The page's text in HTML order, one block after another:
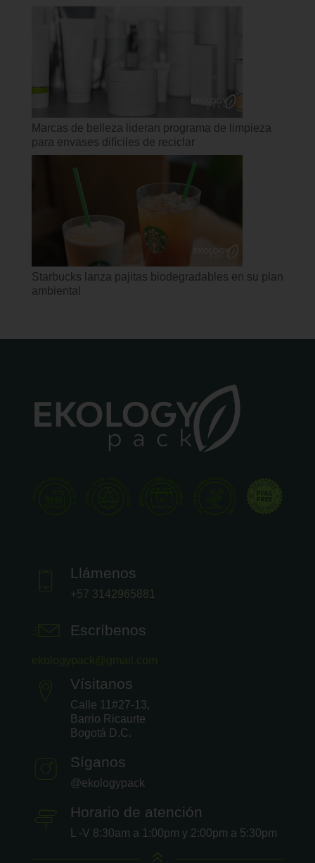
Marcas de belleza lideran programa de limpieza
para envases difíciles de reciclar
Starbucks lanza pajitas biodegradables en su plan
ambiental
Llámenos
+57 3142965881
Escríbenos
Vísitanos
Calle 11#27-13,
Barrio Ricaurte
Bogotá D.C.
Síganos
@ekologypack
Horario de atención
L -V 8:30am a 1:00pm y 2:00pm a 5:30pm